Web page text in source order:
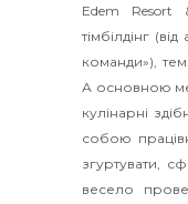
Edem Resort
тімбілдінг
команди»),
А основною
кулінарні
собою
згуртувати,
весело